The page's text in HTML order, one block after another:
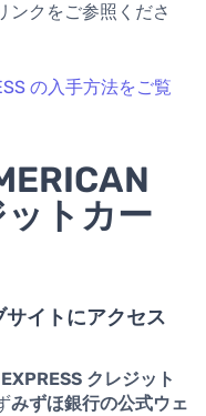
ンクをご参照くださ
の入手方法をご覧
ットカー
イトにアクセス
クレジット
みずほ銀行の公式ウェ